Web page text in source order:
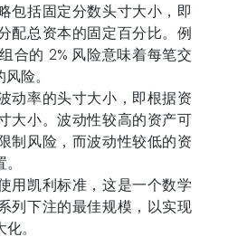
包括固定分数头寸大小，即
配总资本的固定百分比。例
合的 2% 风险意味着每笔交
险。
动率的头寸大小，即根据资
大小。波动性较高的资产可
制风险，而波动性较低的资
用凯利标准，这是一个数学
列下注的最佳规模，以实现
。